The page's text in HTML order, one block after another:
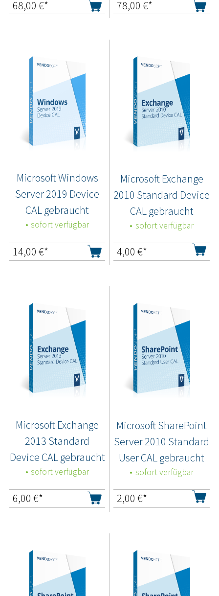
68,00 €* 78,00 €*
Microsoft Windows
Server 2019 Device
CAL gebraucht
sofort verfügbar
14,00 €*
Microsoft Exchange
2010 Standard Device
CAL gebraucht
sofort verfügbar
4,00 €*
Microsoft Exchange
2013 Standard
Device CAL gebraucht
sofort verfügbar
6,00 €*
Microsoft SharePoint
Server 2010 Standard
User CAL gebraucht
sofort verfügbar
2,00 €*